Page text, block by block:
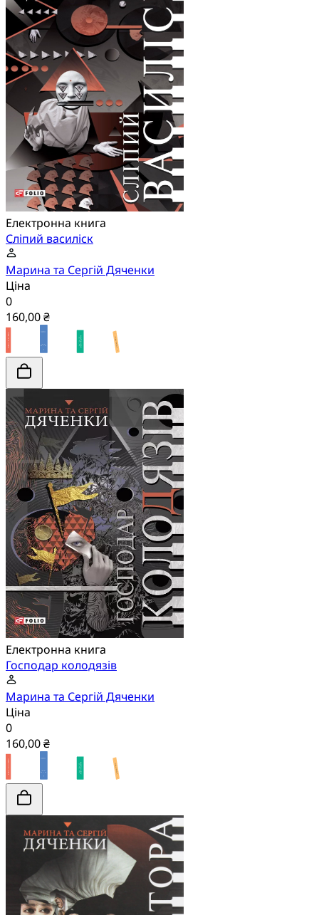
Електронна книга
Сліпий василіск
Марина та Сергій Дяченки
Ціна
0
160,00 ₴
Електронна книга
Господар колодязів
Марина та Сергій Дяченки
Ціна
0
160,00 ₴